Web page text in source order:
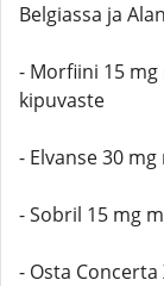
Belgiassa ja
- Morfiini 15
kipuvaste
- Elvanse 30
- Sobril 15 mg
- Osta Concerta